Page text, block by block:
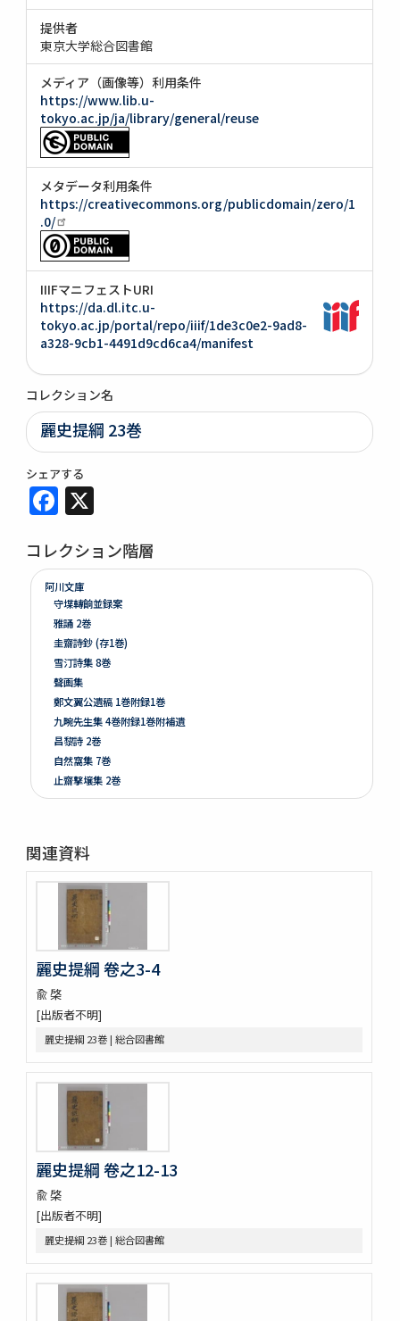
提供者
東京大学総合図書館
メディア（画像等）利用条件
https://www.lib.u-
tokyo.ac.jp/ja/library/general/reuse
メタデータ利用条件
https://creativecommons.org/publicdomain/zero/1
.0/
IIIFマニフェストURI
https://da.dl.itc.u-
tokyo.ac.jp/portal/repo/iiif/1de3c0e2-9ad8-
a328-9cb1-4491d9cd6ca4/manifest
コレクション名
麗史提綱 23巻
シェアする
Facebook
コレクション階層
阿川文庫
守堞轉餉並録案
雅誦 2巻
圭齋詩鈔 (存1巻)
雪汀詩集 8巻
聲画集
鄭文翼公遺稿 1巻附録1巻
九畹先生集 4巻附録1巻附補遺
昌黎詩 2巻
自然窩集 7巻
止齋撃壌集 2巻
江山文藻 2巻
龍飛御天歌
大東詩選 12巻
漢陰先生文稿 12巻
錦南先生集 5巻
潜谷先生遺稿 14巻
大陵遺稿 11巻
一嚢遺稿 2巻
月沙先生集 63巻附録5巻別集7巻
鶴谷集 9巻附録2巻附1巻
韓客巾衍集 4巻
文谷集 28巻
藥泉集 34巻
華西文稿 1巻附1巻
南大池歌
體素集
遊山録 2巻
嘉林世稿 3巻附録1巻
四溟堂大師集 7巻
三節遺稿 10巻附録1巻
玲瓏集 5巻
漫浪集 9巻
関連資料
麗史提綱 卷之3-4
兪 棨
[出版者不明]
麗史提綱 23巻 | 総合図書館
麗史提綱 卷之12-13
兪 棨
[出版者不明]
麗史提綱 23巻 | 総合図書館